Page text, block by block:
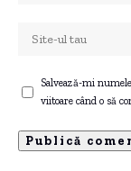
Salvează-mi
viitoare când o să